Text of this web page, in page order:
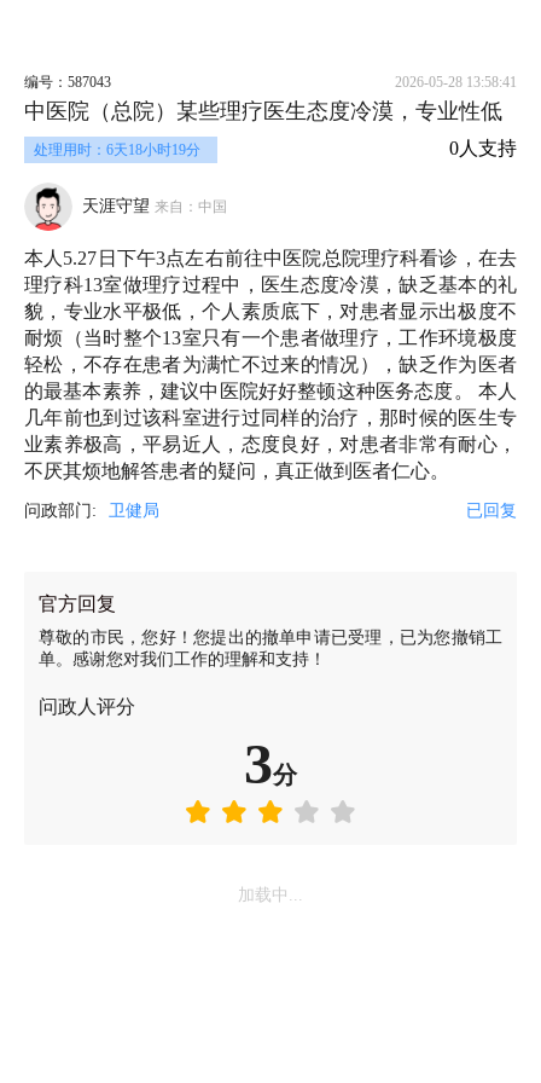
编号：587043 2026-05-28 13:58:41
中医院（总院）某些理疗医生态度冷漠，专业性低
处理用时：6天18小时19分 0人支持
天涯守望 来自：中国
本人5.27日下午3点左右前往中医院总院理疗科看诊，在去
理疗科13室做理疗过程中，医生态度冷漠，缺乏基本的礼
貌，专业水平极低，个人素质底下，对患者显示出极度不
耐烦（当时整个13室只有一个患者做理疗，工作环境极度
轻松，不存在患者为满忙不过来的情况），缺乏作为医者
的最基本素养，建议中医院好好整顿这种医务态度。 本人
几年前也到过该科室进行过同样的治疗，那时候的医生专
业素养极高，平易近人，态度良好，对患者非常有耐心，
不厌其烦地解答患者的疑问，真正做到医者仁心。
问政部门: 卫健局 已回复
官方回复
尊敬的市民，您好！您提出的撤单申请已受理，已为您撤销工
单。感谢您对我们工作的理解和支持！
问政人评分
3分
加载中...